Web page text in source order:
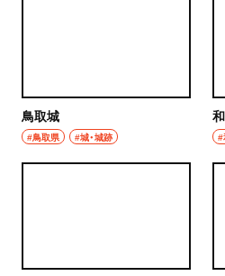
鳥取城
#鳥取県 #城・城跡 #